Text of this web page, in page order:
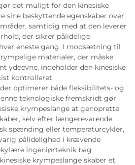
det muligt for den kinesiske
sine beskyttende egenskaber over
samtidig med at den leverer
der sikrer pålidelige
eneste gang. I modsætning til
materialer, der måske
ydeevne, indeholder den kinesiske
kontrolleret
optimerer både fleksibilitets- og
teknologiske fremskridt gør
krympeslange at genoprette
selv efter længerevarende
spænding eller temperaturcykler,
pålidelighed i krævende
ingeniørteknik bag
krympeslange skaber et